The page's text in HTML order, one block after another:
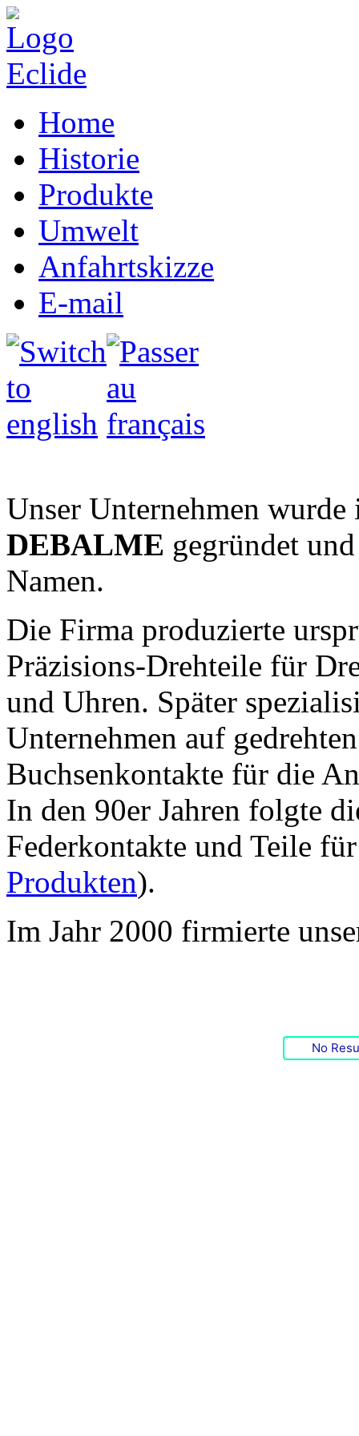
Home
Historie
Produkte
Umwelt
Anfahrtskizze
E-mail
Unser Unternehmen
DEBALME gegründet
Namen.
Die Firma produzierte
Präzisions-Drehteile für
und Uhren. Später
Unternehmen auf
Buchsenkontakte für die
In den 90er Jahren folgte
Federkontakte und Teile
Produkten).
Im Jahr 2000 firmierte
No